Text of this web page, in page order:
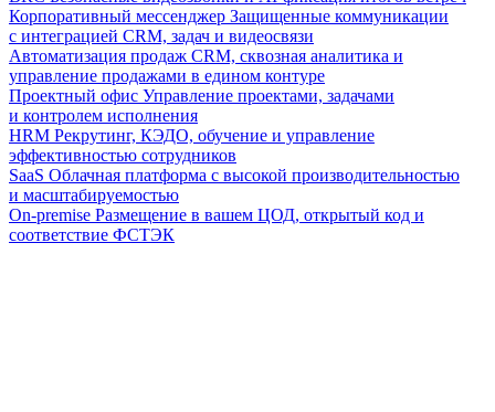
Корпоративный мессенджер Защищенные коммуникации
с интеграцией CRM, задач и видеосвязи
Автоматизация продаж CRM, сквозная аналитика и
управление продажами в едином контуре
Проектный офис Управление проектами, задачами
и контролем исполнения
HRM Рекрутинг, КЭДО, обучение и управление
эффективностью сотрудников
SaaS Облачная платформа с высокой производительностью
и масштабируемостью
On-premise Размещение в вашем ЦОД, открытый код и
соответствие ФСТЭК